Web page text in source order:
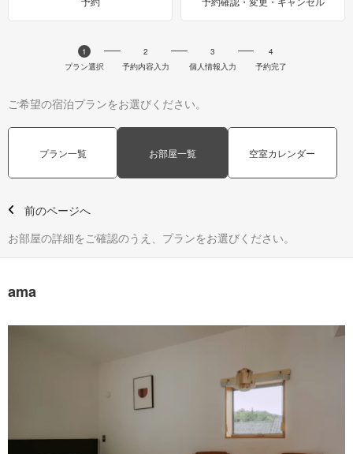
1
プラン選択
2
予約内容入力
3
個人情報入力
4
予約完了
ご希望の宿泊プランをお選びください。
プラン一覧 お部屋一覧 空室カレンダー
前のページへ
お部屋の詳細をご確認のうえ、プランをお選びください。
ama